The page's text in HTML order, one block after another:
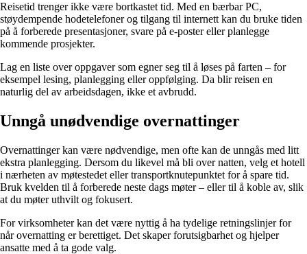
Reisetid trenger ikke være bortkastet tid. Med en bærbar PC,
støydempende hodetelefoner og tilgang til internett kan du bruke tiden
på å forberede presentasjoner, svare på e-poster eller planlegge
kommende prosjekter.
Lag en liste over oppgaver som egner seg til å løses på farten – for
eksempel lesing, planlegging eller oppfølging. Da blir reisen en
naturlig del av arbeidsdagen, ikke et avbrudd.
Unngå unødvendige overnattinger
Overnattinger kan være nødvendige, men ofte kan de unngås med litt
ekstra planlegging. Dersom du likevel må bli over natten, velg et hotell
i nærheten av møtestedet eller transportknutepunktet for å spare tid.
Bruk kvelden til å forberede neste dags møter – eller til å koble av, slik
at du møter uthvilt og fokusert.
For virksomheter kan det være nyttig å ha tydelige retningslinjer for
når overnatting er berettiget. Det skaper forutsigbarhet og hjelper
ansatte med å ta gode valg.